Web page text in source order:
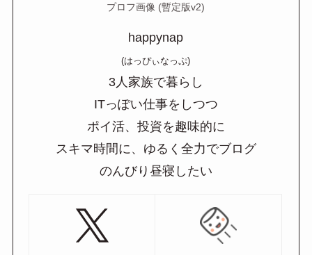
プロフ画像 (暫定版v2)
happynap
(はっぴぃなっぷ)
3人家族で暮らし
ITっぽい仕事をしつつ
ポイ活、投資を趣味的に
スキマ時間に、ゆるく全力でブログ
のんびり昼寝したい